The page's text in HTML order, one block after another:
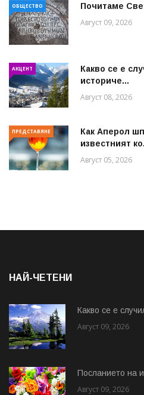
ОБЩЕСТВО Почитаме
Август 09, 2026
АКЦЕНТ
Какво се е
историче...
Август 08, 2026
ПРЕДСТАВЯНЕ
Как Аперол
известният
Август 05, 2026
НАЙ-ЧЕТЕНИ
Какво се е
Август 09, 2026
Посланието на
Август 09, 2026